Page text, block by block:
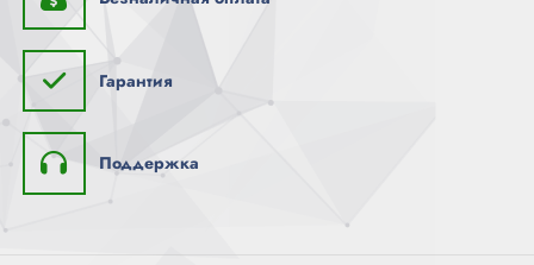
Гарантия
Поддержка